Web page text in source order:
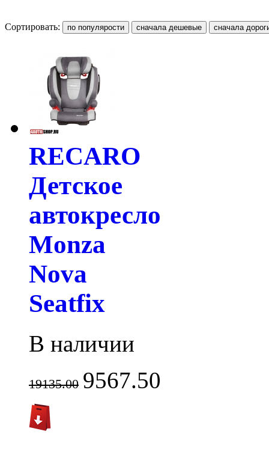
Сортировать:
RECARO
Детское
автокресло
Monza
Nova
Seatfix
В наличии
19135.00 9567.50